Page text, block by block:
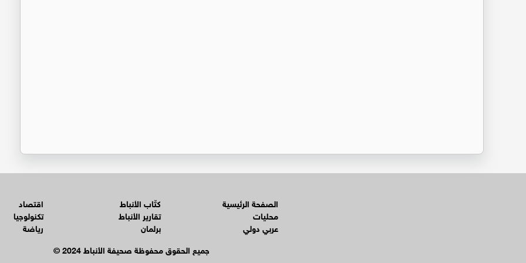
الصفحة الرئيسية
محليات
عربي دولي
كتّاب الأنباط
تقارير الأنباط
برلمان
اقتصاد
تكنولوجيا
رياضة
© جميع الحقوق محفوظة صحيفة الأنباط 2024